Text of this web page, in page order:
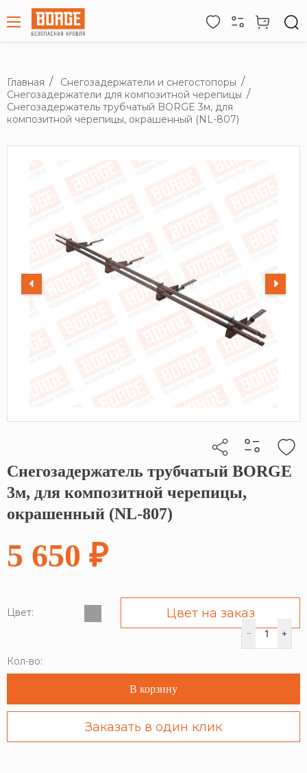
Главная
Снегозадержатели и снегостопоры
Снегозадержатели для композитной черепицы
Снегозадержатель трубчатый BORGE 3м, для
композитной черепицы, окрашенный (NL-807)
Кликните, чтобы скопировать прямую ссылку
Снегозадержатель трубчатый BORGE
3м, для композитной черепицы,
окрашенный (NL-807)
5 650 ₽
Цвет: Цвет на заказ
Кол-во:
В корзину
Заказать в один клик